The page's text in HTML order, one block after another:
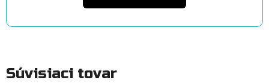
Súvisiaci tovar